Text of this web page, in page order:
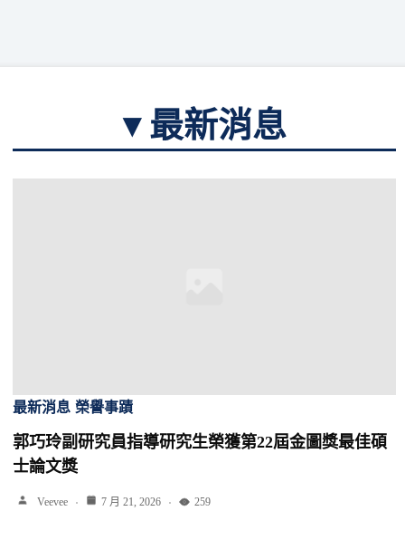
▾ 最新消息
最新消息 榮譽事蹟
郭巧玲副研究員指導研究生榮獲第22屆金圖獎最佳碩
士論文獎
Veevee 7 月 21, 2026 259